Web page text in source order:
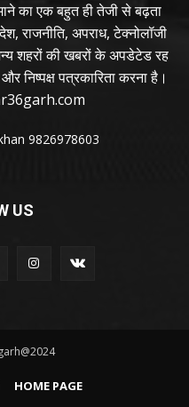
का एक बहुत ही तेजी से बढ़ता
राजनीति, अपराध, टेक्नोलॉजी
शहरों की खबरों के अपडेटेड रह
निष्पक्ष पत्रकारिता करना है।
9826978603
US
HOME PAGE